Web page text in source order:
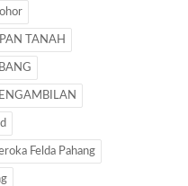
TANAH
Felda Pahang